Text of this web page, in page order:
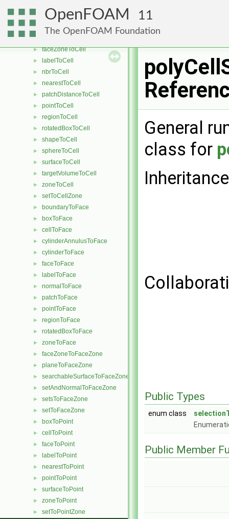
OpenFOAM 11
The OpenFOAM Foundation
► cylinderAnnulusToCell
► cylinderToCell
►
► faceZoneToCell
► labelToCell
► nbrToCell
► nearestToCell
► patchDistanceToCell
► pointToCell
► regionToCell
► rotatedBoxToCell
► shapeToCell
► sphereToCell
► surfaceToCell
► targetVolumeToCell
► zoneToCell
► setToCellZone
► boundaryToFace
► boxToFace
► cellToFace
► cylinderAnnulusToFace
► cylinderToFace
► faceToFace
► labelToFace
► normalToFace
► patchToFace
► pointToFace
► regionToFace
► rotatedBoxToFace
► zoneToFace
► faceZoneToFaceZone
► planeToFaceZone
► searchableSurfaceToFaceZone
► setAndNormalToFaceZone
► setsToFaceZone
► setToFaceZone
► boxToPoint
► cellToPoint
► faceToPoint
► labelToPoint
► nearestToPoint
► pointToPoint
► surfaceToPoint
► zoneToPoint
► setToPointZone
General
class for
Public Types
enum class
Public Member